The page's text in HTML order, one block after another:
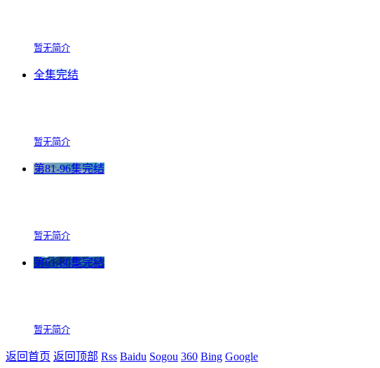
暂无简介
全集完结
暂无简介
第81-96集完结
暂无简介
第61-80集完结
暂无简介
返回首页 返回顶部 Rss Baidu Sogou 360 Bing Google